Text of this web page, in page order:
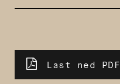
Last ned PDF